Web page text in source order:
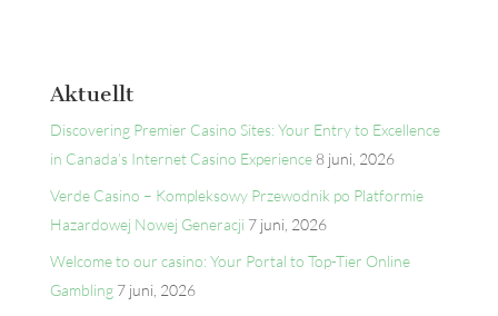
Aktuellt
Discovering Premier Casino Sites: Your Entry to Excellence
in Canada’s Internet Casino Experience 8 juni, 2026
Verde Casino – Kompleksowy Przewodnik po Platformie
Hazardowej Nowej Generacji 7 juni, 2026
Welcome to our casino: Your Portal to Top-Tier Online
Gambling 7 juni, 2026